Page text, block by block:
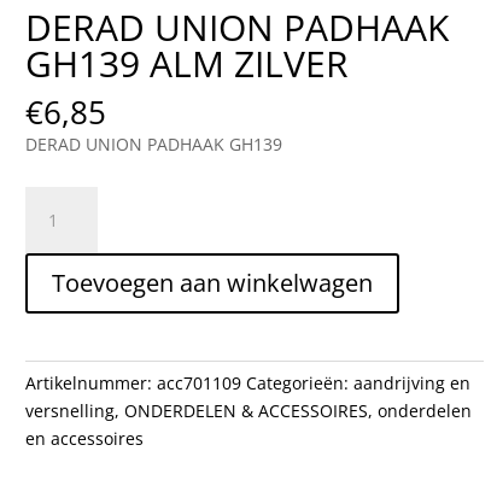
DERAD UNION PADHAAK
GH139 ALM ZILVER
€6,85
DERAD UNION PADHAAK GH139
UNION
PADHAAK
GH139
ALM
aantal
Toevoegen aan winkelwagen
Artikelnummer:acc701109 Categorieën:aandrijving en
versnelling,ONDERDELEN & ACCESSOIRES,onderdelen
en accessoires